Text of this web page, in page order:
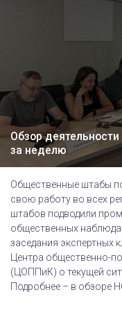
Обзор
за неделю
Общественные штабы
свою работу во всех
штабов подводили
общественных
заседания экспертных
Центра общественно-
(ЦОППиК) о текущей
Подробнее – в обзоре